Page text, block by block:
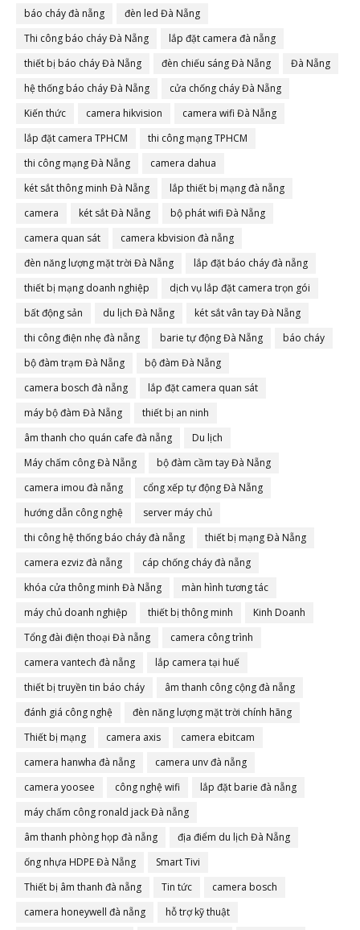
báo cháy đà nẵng
đèn led Đà Nẵng
Thi công báo cháy Đà Nẵng
lắp đặt camera đà nẵng
thiết bị báo cháy Đà Nẵng
đèn chiếu sáng Đà Nẵng
Đà Nẵng
hệ thống báo cháy Đà Nẵng
cửa chống cháy Đà Nẵng
Kiến thức
camera hikvision
camera wifi Đà Nẵng
lắp đặt camera TPHCM
thi công mạng TPHCM
thi công mạng Đà Nẵng
camera dahua
két sắt thông minh Đà Nẵng
lắp thiết bị mạng đà nẵng
camera
két sắt Đà Nẵng
bộ phát wifi Đà Nẵng
camera quan sát
camera kbvision đà nẵng
đèn năng lượng mặt trời Đà Nẵng
lắp đặt báo cháy đà nẵng
thiết bị mạng doanh nghiệp
dịch vụ lắp đặt camera trọn gói
bất động sản
du lịch Đà Nẵng
két sắt vân tay Đà Nẵng
thi công điện nhẹ đà nẵng
barie tự động Đà Nẵng
báo cháy
bộ đàm trạm Đà Nẵng
bộ đàm Đà Nẵng
camera bosch đà nẵng
lắp đặt camera quan sát
máy bộ đàm Đà Nẵng
thiết bị an ninh
âm thanh cho quán cafe đà nẵng
Du lịch
Máy chấm công Đà Nẵng
bộ đàm cầm tay Đà Nẵng
camera imou đà nẵng
cổng xếp tự động Đà Nẵng
hướng dẫn công nghệ
server máy chủ
thi công hệ thống báo cháy đà nẵng
thiết bị mạng Đà Nẵng
camera ezviz đà nẵng
cáp chống cháy đà nẵng
khóa cửa thông minh Đà Nẵng
màn hình tương tác
máy chủ doanh nghiệp
thiết bị thông minh
Kinh Doanh
Tổng đài điện thoại Đà nẵng
camera công trình
camera vantech đà nẵng
lắp camera tại huế
thiết bị truyền tin báo cháy
âm thanh công cộng đà nẵng
đánh giá công nghệ
đèn năng lượng mặt trời chính hãng
Thiết bị mạng
camera axis
camera ebitcam
camera hanwha đà nẵng
camera unv đà nẵng
camera yoosee
công nghệ wifi
lắp đặt barie đà nẵng
máy chấm công ronald jack Đà nẵng
âm thanh phòng họp đà nẵng
địa điểm du lịch Đà Nẵng
ống nhựa HDPE Đà Nẵng
Smart Tivi
Thiết bị âm thanh đà nẵng
Tin tức
camera bosch
camera honeywell đà nẵng
hỗ trợ kỹ thuật